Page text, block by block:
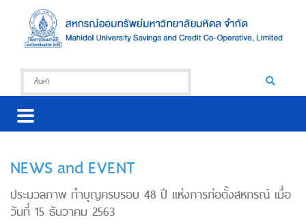
NEWS and EVENT
ประมวลภาพ ทำบุญครบรอบ 48 ปี แห่งการก่อตั้งสหกรณ์ เมื่อ
วันที่ 15 ธันวาคม 2563